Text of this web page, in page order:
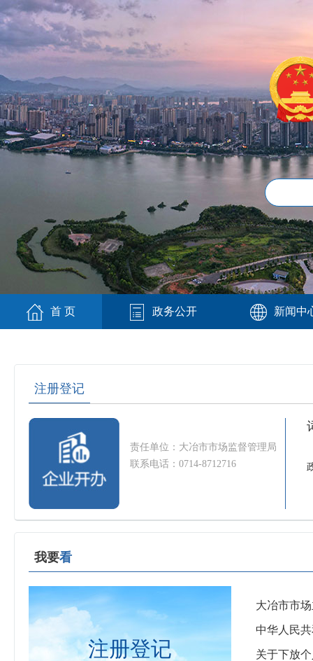
首 页 政务公开 新闻中
注册登记
责任单位：大冶市市场监督管理局
联系电话：0714-8712716
我要看
注册登记
大冶市市
中华人民
关于下放